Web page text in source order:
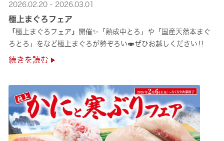
2026.02.20 - 2026.03.01
極上まぐろフェア
『極上まぐろフェア』開催✨「熟成中とろ」や「国産天然本まぐ
ろとろ」をなど極上まぐろが勢ぞろい🍣ぜひお越しください‼
続きを読む